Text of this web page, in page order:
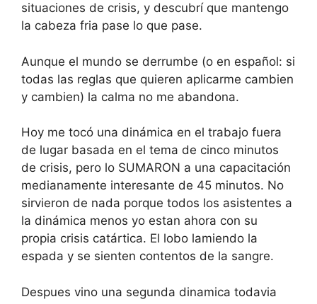
situaciones de crisis, y descubrí que mantengo
la cabeza fria pase lo que pase.
Aunque el mundo se derrumbe (o en español: si
todas las reglas que quieren aplicarme cambien
y cambien) la calma no me abandona.
Hoy me tocó una dinámica en el trabajo fuera
de lugar basada en el tema de cinco minutos
de crisis, pero lo SUMARON a una capacitación
medianamente interesante de 45 minutos. No
sirvieron de nada porque todos los asistentes a
la dinámica menos yo estan ahora con su
propia crisis catártica. El lobo lamiendo la
espada y se sienten contentos de la sangre.
Despues vino una segunda dinamica todavia